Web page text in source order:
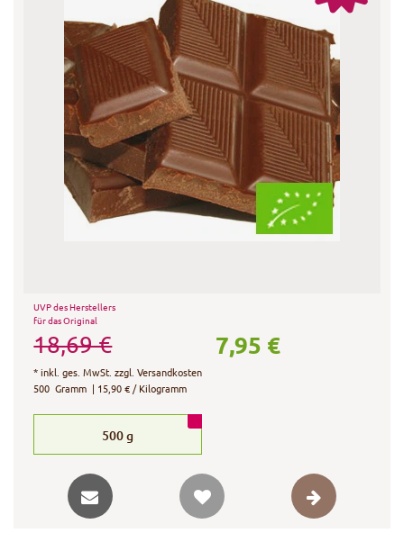
UVP des Herstellers
für das Original
18,69 € 7,95 €
*inkl. ges. MwSt. zzgl.Versandkosten
500 Gramm | 15,90 € / Kilogramm
500g